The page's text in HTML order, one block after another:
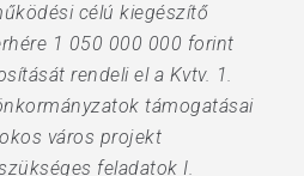
célú kiegészítő
1 050 000 000 forint
rendeli el a Kvtv. 1.
támogatásai
város projekt
feladatok I.